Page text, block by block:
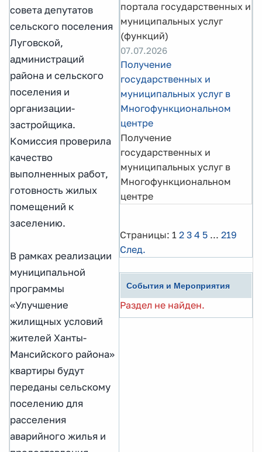
совета депутатов
сельского поселения
Луговской,
администраций
района и сельского
поселения и
организации-
застройщика.
Комиссия проверила
качество
выполненных работ,
готовность жилых
помещений к
заселению.
В рамках реализации
муниципальной
программы
«Улучшение
жилищных условий
жителей Ханты-
Мансийского района»
квартиры будут
переданы сельскому
поселению для
расселения
аварийного жилья и
портала государственных и
муниципальных услуг
(функций)
07.07.2026
Получение
государственных и
муниципальных услуг в
Многофункциональном
центре
Получение
государственных и
муниципальных услуг в
Многофункциональном
центре
Страницы: 1 2 3 4 5 ... 219
След.
События и Мероприятия
Раздел не найден.